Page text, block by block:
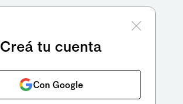
Creá tu cuenta
Con Google